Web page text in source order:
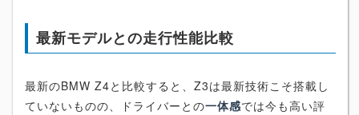
最新モデルとの走行性能比較
最新のBMW Z4と比較すると、Z3は最新技術こそ搭載し
ていないものの、ドライバーとの一体感では今も高い評